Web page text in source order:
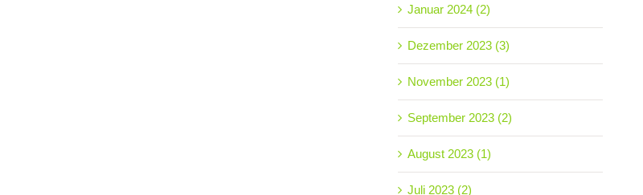
Januar 2024 (2)
Dezember 2023 (3)
November 2023 (1)
September 2023 (2)
August 2023 (1)
Juli 2023 (2)